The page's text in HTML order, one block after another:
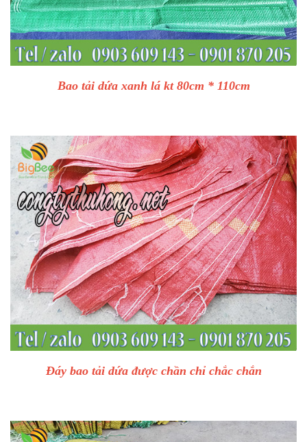
Bao tải dứa xanh lá kt 80cm * 110cm
Đáy bao tải dứa được chần chỉ chắc chắn